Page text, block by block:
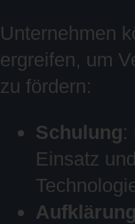
Unternehmen
ergreifen, um
zu fördern:
Schulung:
Einsatz